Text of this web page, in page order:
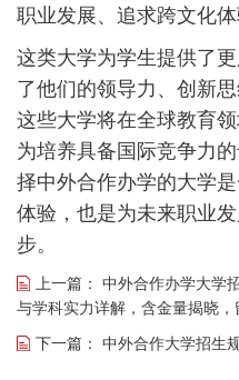
职业发展、追求跨文化
这类大学为学生提供了
了他们的领导力、创新
这些大学将在全球教育
为培养具备国际竞争力
择中外合作办学的大学
体验，也是为未来职业
步。
上一篇： 中外合作办学大学
与学科实力详解，含金量揭晓，
下一篇： 中外合作大学招生